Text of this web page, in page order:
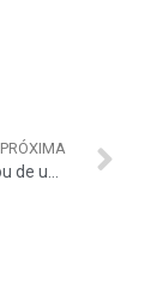
PRÓXIMA